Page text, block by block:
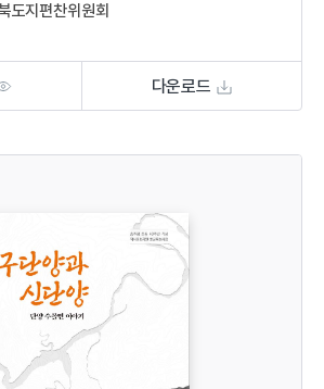
도지편찬위원회
다운로드